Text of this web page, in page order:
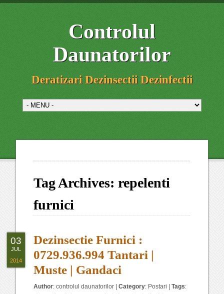
Controlul
Daunatorilor
Deratizari Dezinsectii Dezinfectii
Tag Archives:repelenti
furnici
Dezinsectie Furnici :
0729.936.994 Tantari |
Muste | Gandaci
Author:controlul daunatorilor |Category: Postari |Tags:
03
JUL
2014